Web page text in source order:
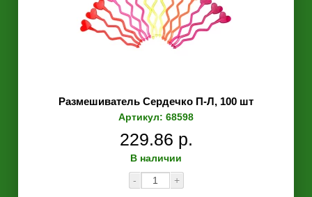
Размешиватель Сердечко П-Л, 100 шт
Артикул: 68598
229.86 р.
В наличии
-
+